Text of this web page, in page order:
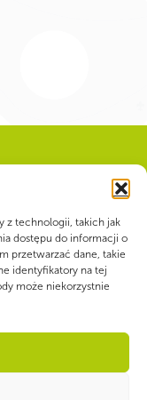
z technologii, takich jak
dostępu do informacji o
przetwarzać dane, takie
identyfikatory na tej
może niekorzystnie
ZHP
2900